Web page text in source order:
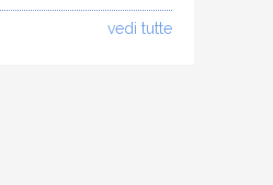
vedi tutte